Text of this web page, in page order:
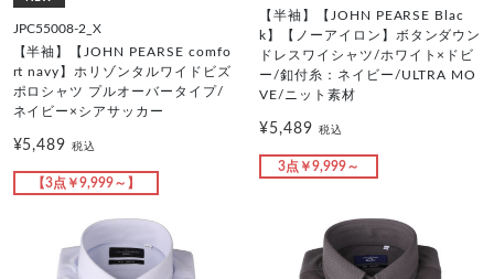
JPC55008-2_X
【半袖】【JOHN PEARSE comfo
rt navy】ホリゾンタルワイドビズ
ポロシャツ プルオーバータイプ/
ネイビー×シアサッカー
¥5,489税込
【3点￥9,999～】
【半袖】【JOHN PEARSE Blac
k】【ノーアイロン】ボタンダウン
ドレスワイシャツ/ホワイト×ドビ
ー/釦付糸：ネイビー/ULTRA MO
VE/ニット素材
¥5,489 税込
3点￥9,999～